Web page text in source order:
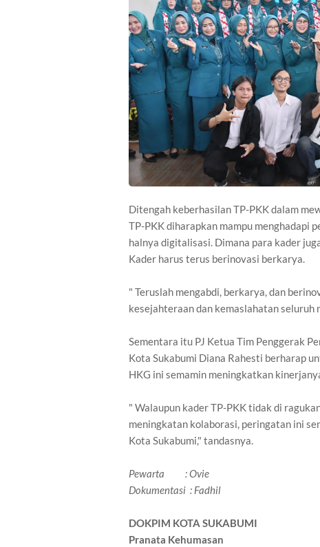
Ditengah keberhasilan TP-PKK dalam
TP-PKK diharapkan mampu menghadapi
halnya digitalisasi. Dimana para kader
Kader harus terus berinovasi berkarya.
" Teruslah mengabdi, berkarya, dan
kesejahteraan dan kemaslahatan
Sementara itu PJ Ketua Tim Penggerak
Kota Sukabumi Diana Rahesti berharap
HKG ini semamin meningkatkan
" Walaupun kader TP-PKK tidak di
meningkatan kolaborasi, peringatan ini
Kota Sukabumi," tandasnya.
Pewarta : Ovie
Dokumentasi : Fadhil
DOKPIM KOTA SUKABUMI
Pranata Kehumasan